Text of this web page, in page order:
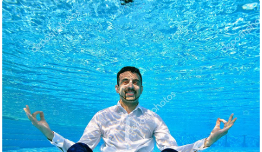
ज
न
ज
ग
त
बॉ
ली
वु